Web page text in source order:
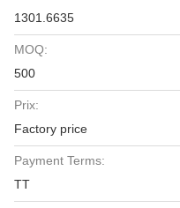
1301.6635
MOQ:
500
Prix:
Factory price
Payment Terms:
TT